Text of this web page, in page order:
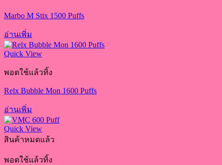
Marbo M Stix 1500 Puffs
อ่านเพิ่ม
Quick View
พอตใช้แล้วทิ้ง
Relx Bubble Mon 1600 Puffs
อ่านเพิ่ม
Quick View
สินค้าหมดแล้ว
พอตใช้แล้วทิ้ง